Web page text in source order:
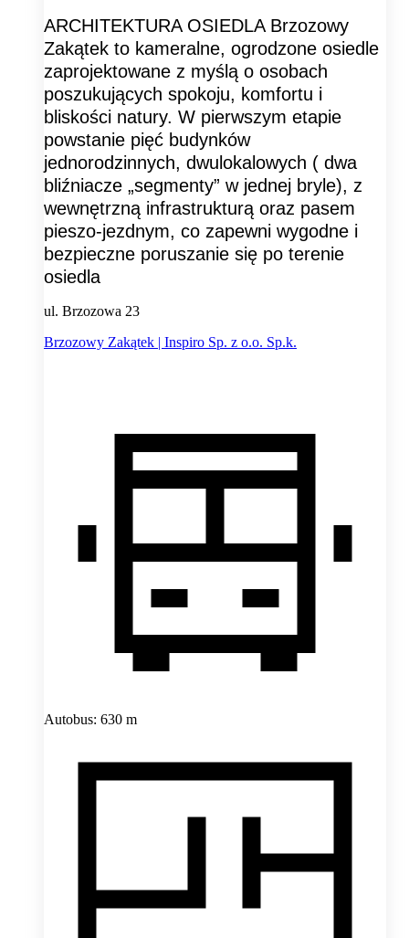
ARCHITEKTURA OSIEDLA Brzozowy
Zakątek to kameralne, ogrodzone osiedle
zaprojektowane z myślą o osobach
poszukujących spokoju, komfortu i
bliskości natury. W pierwszym etapie
powstanie pięć budynków
jednorodzinnych, dwulokalowych ( dwa
bliźniacze „segmenty” w jednej bryle), z
wewnętrzną infrastrukturą oraz pasem
pieszo-jezdnym, co zapewni wygodne i
bezpieczne poruszanie się po terenie
osiedla
ul. Brzozowa 23
Brzozowy Zakątek | Inspiro Sp. z o.o. Sp.k.
Autobus: 630 m